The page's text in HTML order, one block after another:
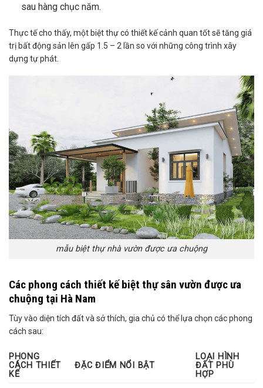
sau hàng chục năm.
Thực tế cho thấy, một biệt thự có thiết kế cảnh quan tốt sẽ tăng giá
trị bất động sản lên gấp 1.5 – 2 lần so với những công trình xây
dựng tự phát.
mẫu biệt thự nhà vườn được ưa chuộng
Các phong cách thiết kế biệt thự sân vườn được ưa
chuộng tại Hà Nam
Tùy vào diện tích đất và sở thích, gia chủ có thể lựa chọn các phong
cách sau:
PHONG
CÁCH THIẾT
KẾ
ĐẶC ĐIỂM NỔI BẬT
LOẠI HÌNH
ĐẤT PHÙ
HỢP